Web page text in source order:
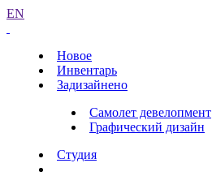
EN
Новое
Инвентарь
Задизайнено
Самолет девелопмент
Графический дизайн
Студия